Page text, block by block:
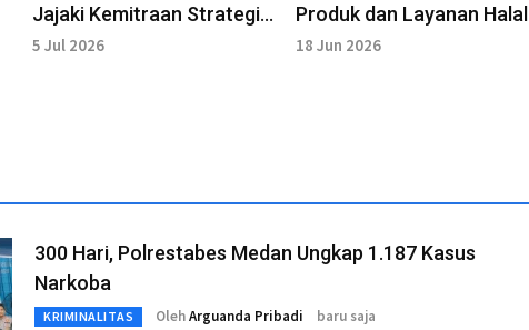
Jajaki Kemitraan Strategis
dengan Rumah Tani
5 Jul 2026
Produk dan Layanan Halal
untuk Program Kawasan di
18 Jun 2026
300 Hari, Polrestabes Medan Ungkap 1.187 Kasus
Narkoba
KRIMINALITAS OlehArguanda Pribadi baru saja